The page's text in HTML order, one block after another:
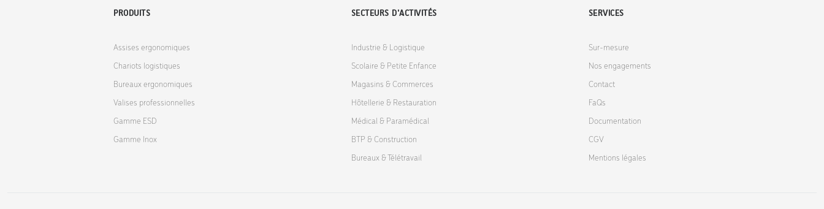
PRODUITS
Assises ergonomiques
Chariots logistiques
Bureaux ergonomiques
Valises professionnelles
Gamme ESD
Gamme Inox
SECTEURS D'ACTIVITÉS
Industrie & Logistique
Scolaire & Petite Enfance
Magasins & Commerces
Hôtellerie & Restauration
Médical & Paramédical
BTP & Construction
Bureaux & Télétravail
SERVICES
Sur-mesure
Nos engagements
Contact
FaQs
Documentation
CGV
Mentions légales